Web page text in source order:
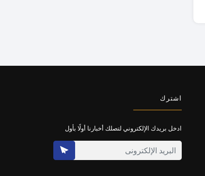
اشترك
ادخل بريدك الإلكتروني لتصلك أخبارنا أولًا بأول